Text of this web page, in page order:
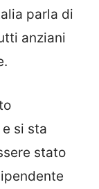
parla di
anziani
si sta
stato